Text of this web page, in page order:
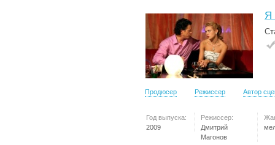
Я
Продюсер Режиссер Автор
Год выпуска:
2009
Режиссер:
Дмитрий
Магонов